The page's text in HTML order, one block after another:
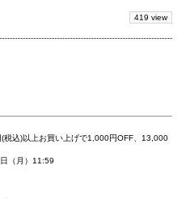
419 view
税込)以上お買い上げで1,000円OFF、13,000
（月）11:59